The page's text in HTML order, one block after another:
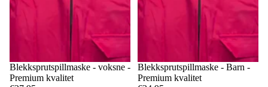
Blekksprutspillmaske - voksne -
Premium kvalitet
Blekksprutspillmaske - Barn -
Premium kvalitet